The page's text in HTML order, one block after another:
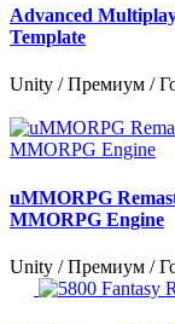
Advanced
Template
Unity / Премиум /
uMMORPG
MMORPG Engine
Unity / Премиум /